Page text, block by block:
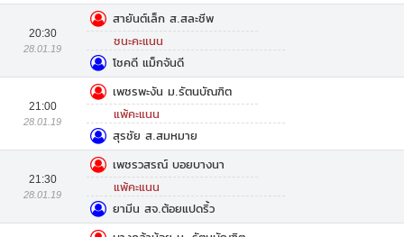
20:30
28.01.19
สายันต์เล็ก ส.สละชีพ
ชนะคะแนน
โชคดี แม็กจันดี
21:00
28.01.19
เพชรพะงัน ม.รัตนบัณฑิต
แพ้คะแนน
สุรชัย ส.สมหมาย
21:30
28.01.19
เพชรวสรณ์ บอยบางนา
แพ้คะแนน
ยามีน สจ.ต้อยแปดริ้ว